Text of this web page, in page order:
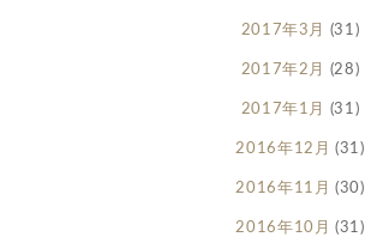
2017年3月 (31)
2017年2月 (28)
2017年1月 (31)
2016年12月 (31)
2016年11月 (30)
2016年10月 (31)